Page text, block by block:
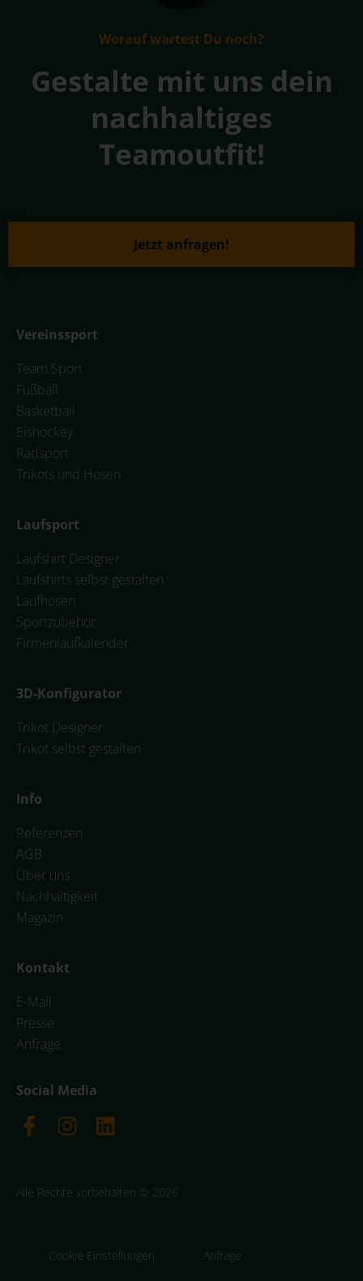
Worauf wartest Du noch?
Gestalte mit uns dein
nachhaltiges
Teamoutfit!
Jetzt anfragen!
Vereinssport
Team Sport
Fußball
Basketball
Eishockey
Radsport
Trikots und Hosen
Laufsport
Laufshirt Designer
Laufshirts selbst gestalten
Laufhosen
Sportzubehör
Firmenlaufkalender
3D-Konfigurator
Trikot Designer
Trikot selbst gestalten
Info
Referenzen
AGB
Über uns
Nachhaltigkeit
Magazin
Kontakt
E-Mail
Presse
Anfrage
Social Media
Alle Rechte vorbehalten © 2026
Anfrage
Cookie Einstellungen